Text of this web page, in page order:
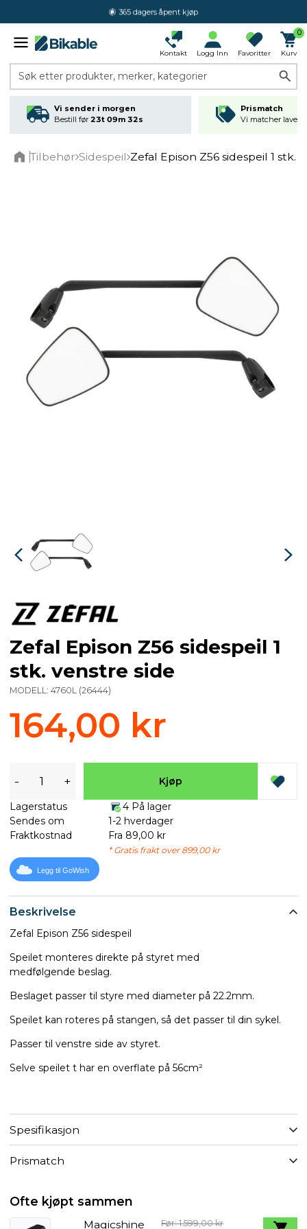
365 dagers åpent kjøp
Kontakt Logg Inn Favoritter
0
Kurv
Søk etter produkter, merker, kategorier
Vi sender i morgen
Bestill før 23t 09m 32s
Prismatch
Vi matcher
Tilbehør Sidespeil Zefal Epison Z56 sidespeil 1 stk.
Beskrivelse
Zefal Epison Z56 sidespeil
Speilet monteres direkte på styret med
medfølgende beslag.
Beslaget passer til styre med diameter på 22.2mm.
Speilet kan roteres på stangen, så det passer til din sykel.
Passer til venstre side av styret.
Selve speilet t har en overflate på 56cm²
Spesifikasjon
Prismatch
Zefal Epison Z56 sidespeil 1
stk. venstre side
MODELL: 4760L (26444)
164,00 kr
- + Kjøp
Lagerstatus
4 På lager
Sendes om
1-2 hverdager
Fraktkostnad
Fra 89,00 kr
* Gratis frakt over 899,00 kr
Legg til GoWish
Ofte kjøpt sammen
Magicshine Før: 1.599,00 kr